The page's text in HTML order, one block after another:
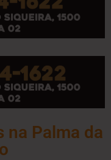
na Palma da